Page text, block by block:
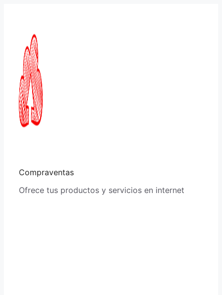
Compraventas
Ofrece tus productos y servicios en internet